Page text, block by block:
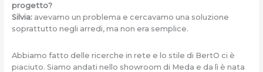
progetto?
Silvia:avevamo un problema e cercavamo una soluzione
soprattutto negli arredi, ma non era semplice.
Abbiamo fatto delle ricerche in rete e lo stile di BertO ci è
piaciuto. Siamo andati nello showroom di Meda e da lì è nata